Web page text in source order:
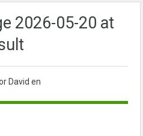
2026-05-20 at
David en